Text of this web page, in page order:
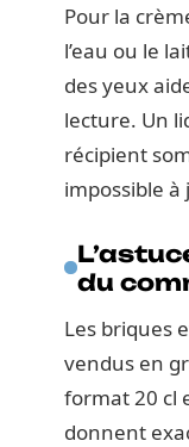
Pour la
l’eau ou le
des yeux
lecture. Un
récipient
impossible à
du
Les briques
vendus en
format 20 cl
donnent